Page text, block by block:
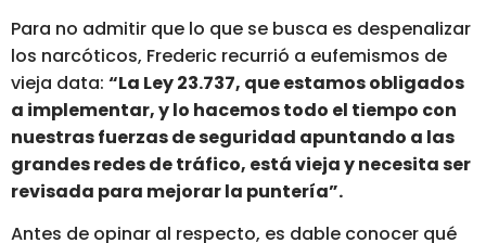
Para no admitir que lo que se busca es despenalizar
los narcóticos, Frederic recurrió a eufemismos de
vieja data: “La Ley 23.737, que estamos obligados
a implementar, y lo hacemos todo el tiempo con
nuestras fuerzas de seguridad apuntando a las
grandes redes de tráfico, está vieja y necesita ser
revisada para mejorar la puntería”.
Antes de opinar al respecto, es dable conocer qué